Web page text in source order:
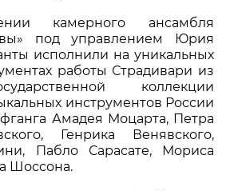
камерного ансамбля
под управлением Юрия
исполнили на уникальных
работы Страдивари из
коллекции
инструментов России
Амадея Моцарта, Петра
Генрика Венявского,
Пабло Сарасате, Мориса
Шоссона.